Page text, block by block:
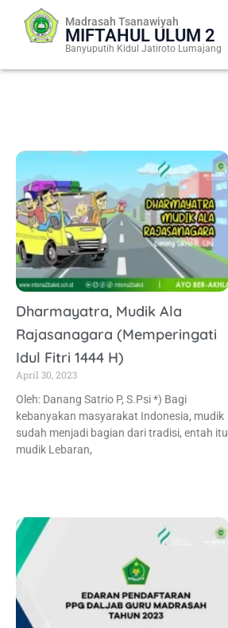
Madrasah Tsanawiyah
MIFTAHUL ULUM 2
Banyuputih Kidul Jatiroto Lumajang
Dharmayatra, Mudik Ala
Rajasanagara (Memperingati
Idul Fitri 1444 H)
April 30, 2023
Oleh: Danang Satrio P, S.Psi *) Bagi
kebanyakan masyarakat Indonesia, mudik
sudah menjadi bagian dari tradisi, entah itu
mudik Lebaran,